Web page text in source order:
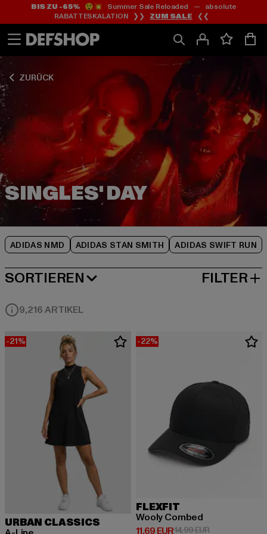
Zum
Inhalt
springen
Zum
Fußzeile
springen
BIS ZU -65%😲💥 Summer Sale Reloaded — absolute
RABATTESKALATION ❯❯ ZUM SALE ❮❮
ZURÜCK
ADIDAS NMD ADIDAS STAN SMITH ADIDAS SWIFT RUN
Zum
Produktraster
springen
SORTIEREN
BELIEBTESTE FILTER
9,216 ARTIKEL
-21%
URBAN CLASSICS
-22%
FLEXFIT
Wooly Combed
11,69 EUR
Derzeitiger Preis: 11,69 EUR
14,99 EURAktionspreis: